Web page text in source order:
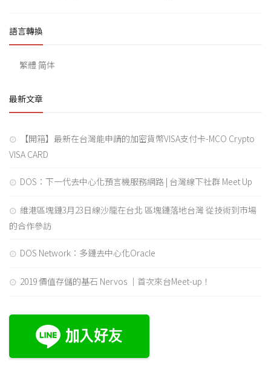
語言轉換
繁體 简体
最新文章
【開箱】最新在台灣能申請的加密貨幣VISA支付卡-MCO Crypto
VISA CARD
DOS：下一代去中心化預言機服務網路 | 台灣線下社群 Meet Up
維港區塊鏈3月23日線沙龍在台北 區塊鏈落地台灣 從技術到市場
的合作參訪
DOS Network：多鏈去中心化Oracle
2019 價值存儲的基石 Nervos ｜首次來台Meet-up！